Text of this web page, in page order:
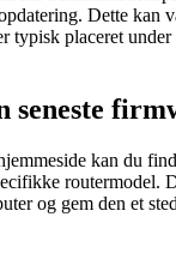
Dette kan
typisk placeret
seneste
kan du
routermodel.
og gem den et